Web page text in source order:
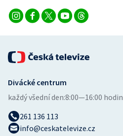
Divácké centrum
každý všední den:8:00—16:00 hodin
261 136 113
info@ceskatelevize.cz